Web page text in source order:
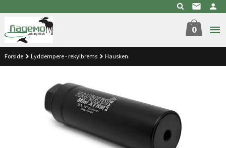
til
innholdet
0
Forside Lyddempere - rekylbrems Hausken.